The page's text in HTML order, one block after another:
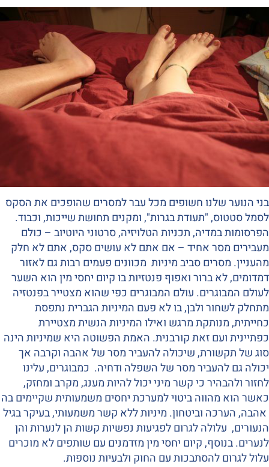
בני הנוער שלנו חשופים מכל עבר למסרים שהופכים את הסקס
לסמל סטטוס, "תעודת בגרות", ומקנים תחושת שייכות, וכבוד.
הפרסומות במדיה, תכניות הטלויזיה, סרטוני היוטיוב – כולם
מעבירים מסר אחיד – אם אתם לא עושים סקס, אתם לא חלק
מהעניין. מסרים סביב מיניות מכוונים פעמים רבות גם לאזור
דמדומים, לא ברור ואפוף פנטזיות בו קיום יחסי מין הוא השער
לעולם המבוגרים. עולם המבוגרים כפי שהוא מצטייר בפנטזיה
מתחלק לשחור ולבן, בו לא פעם המיניות הגברית נתפסת
כחייתית, מנותקת מרגש ואילו המיניות הנשית מצטיירת
כפתיינית ועם זאת קורבנית. האמת הפשוטה היא שמיניות הינה
סוג של תקשורת, שיכולה להעביר מסר של אהבה וקרבה אך
יכולה גם להעביר מסר של השפלה ודחיה. כמבוגרים, עלינו
לחזור ולהבהיר כי קשר מיני יכול להיות מענג, מקרב ומחזק,
כאשר הוא מהווה ביטוי למערכת יחסים משמעותית שקיימים בה
אהבה, הערכה וביטחון. מיניות ללא קשר משמעותי, בעיקר בגיל
הנעורים, עלולה לגרום לפגיעות נפשיות קשות הן לנערות והן
לנערים. בנוסף, קיום יחסי מין מזדמנים עם שותפים לא מוכרים
עלול לגרום להסתבכות עם החוק ולבעיות נוספות.